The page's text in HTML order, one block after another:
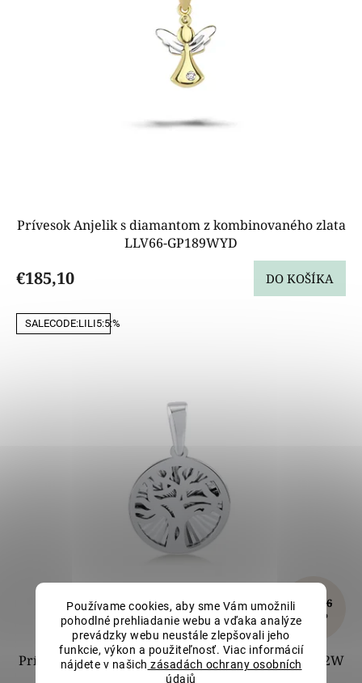
Používame cookies, aby sme Vám umožnili
pohodlné prehliadanie webu a vďaka analýze
prevádzky webu neustále zlepšovali jeho
funkcie, výkon a použiteľnosť. Viac informácií
nájdete v našich zásadách ochrany osobních
údajů
Prívesok Anjelik s diamantom z kombinovaného zlata
LLV66-GP189WYD
€185,10 DO KOŠÍKA
SALECODE:LILI5:5:%
€185,66
–10 %
Prívesok Strom života z bieleho zlata LLV82-GP002W